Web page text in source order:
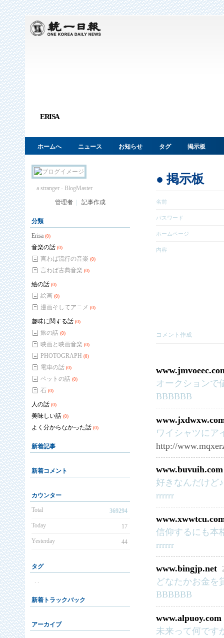
ERISA
ホームへ ニュース お知らせ タグ 掲示板
● 掲示板
名前
パスワード
ホームページ
内容
コメント作成
オークションで
BBBBBB
ワイシャツにア
http://
www.buvuih.com
好きなんだけど
rrrrrr
信仰するにも本
rrrrrr
www.bingjp.net
どなたかお金を
BBBBBB
www.alpuoy.com
未来って何です
a stranger - BlogMaster
管理者| 記事作成
分類
Erisa (0)
音楽の話 (0)
言わば流行の音楽 (0)
言わば古典音楽 (0)
絵の話 (0)
絵画 (0)
漫画そしてアニメ (0)
趣味に関する話 (0)
旅の話 (0)
映画と映画音楽 (0)
PHOTOGRAPH (0)
電車の話 (0)
ペットの話 (0)
石 (0)
人の話 (0)
美味しい話 (0)
よく分からなかった話 (0)
新着記事
新着コメント
カウンター
Total 369294
Today 17
Yesterday 44
タグ
. .
新着トラックバック
アーカイブ